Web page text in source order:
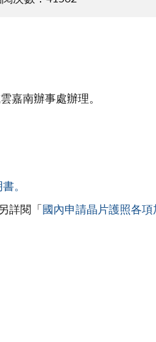
嘉南辦事處辦理。
。
詳閱「 國內申請晶片護照各